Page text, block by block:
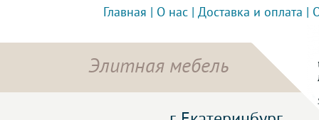
Главная О нас Доставка и оплата
Элитная мебель